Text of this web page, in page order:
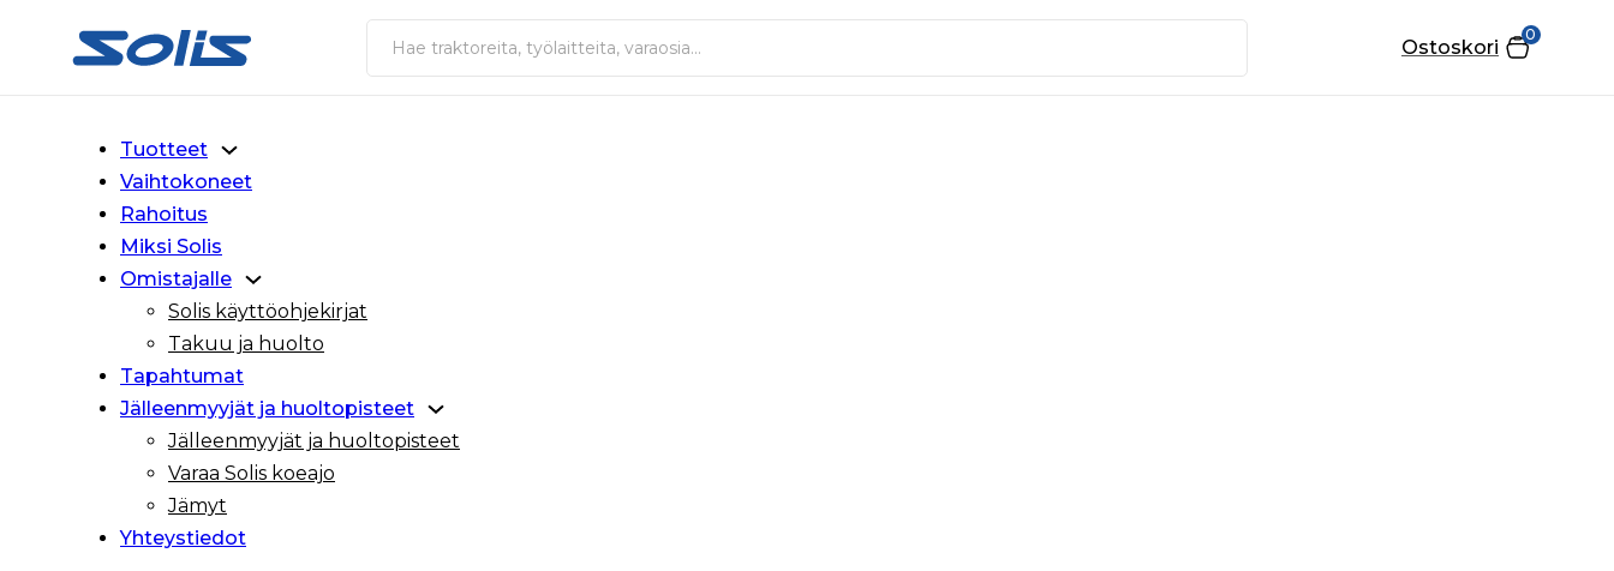
Siirry pääsisältöön
Siirry alatunnisteeseen
Haku
0
Ostoskori
Tuotteet
Vaihtokoneet
Rahoitus
Miksi Solis
Omistajalle
Solis käyttöohjekirjat
Takuu ja huolto
Tapahtumat
Jälleenmyyjät ja huoltopisteet
Jälleenmyyjät ja huoltopisteet
Varaa Solis koeajo
Jämyt
Yhteystiedot